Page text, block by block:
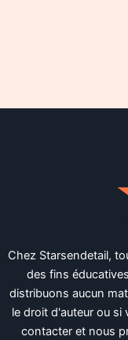
Chez Starsendetail,
des fins
distribuons aucun
le droit d'auteur ou si
contacter et nous